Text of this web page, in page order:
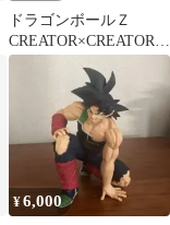
ドラゴンボールＺ
CREATOR×CREATOR-
バーダック- (Aカラー)
¥6,000